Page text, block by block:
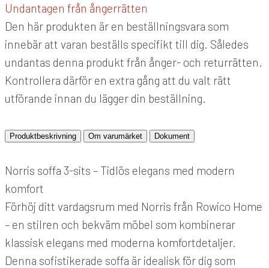
Undantagen från ångerrätten
Den här produkten är en beställningsvara som
innebär att varan beställs specifikt till dig. Således
undantas denna produkt från ånger- och returrätten.
Kontrollera därför en extra gång att du valt rätt
utförande innan du lägger din beställning.
Produktbeskrivning Om varumärket Dokument
Norris soffa 3-sits – Tidlös elegans med modern
komfort
Förhöj ditt vardagsrum med Norris från Rowico Home
– en stilren och bekväm möbel som kombinerar
klassisk elegans med moderna komfortdetaljer.
Denna sofistikerade soffa är idealisk för dig som